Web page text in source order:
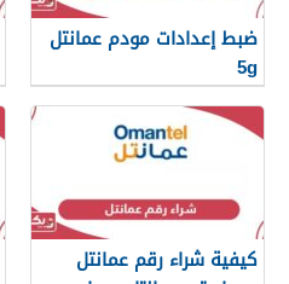
ضبط إعدادات مودم عمانتل
5g
كيفية شراء رقم عمانتل